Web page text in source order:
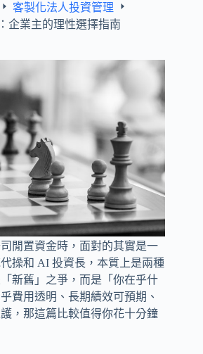
客製化法人投資管理
企業主的理性選擇指南
閒置資金時，面對的其實是一
操和 AI 投資長，本質上是兩種
新舊」之爭，而是「你在乎什
費用透明、長期績效可預期、
，那這篇比較值得你花十分鐘